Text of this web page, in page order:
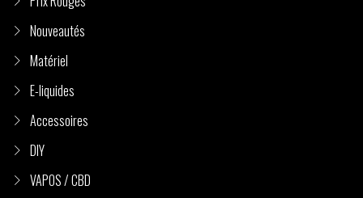
Nouveautés
Matériel
E-liquides
Accessoires
DIY
VAPOS / CBD